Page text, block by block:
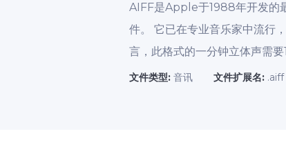
AIFF是Apple于1988年开发的
件。 它已在专业音乐家中流行
言，此格式的一分钟立体声需要
文件类型: 音讯 文件扩展名: .aiff